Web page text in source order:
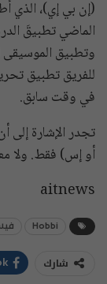
(إن بي إي)، الذي
في وقت سابق.
تجدر الإشارة
أو إس) فقط. ولا
aitnews
Hobbi
شارك